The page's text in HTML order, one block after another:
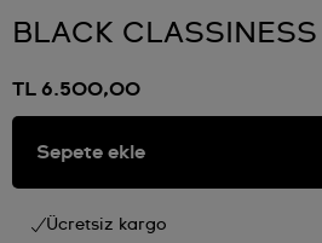
BLACK CLASSINESS
TL 6.500,00
Sepete ekle
Ücretsiz kargo